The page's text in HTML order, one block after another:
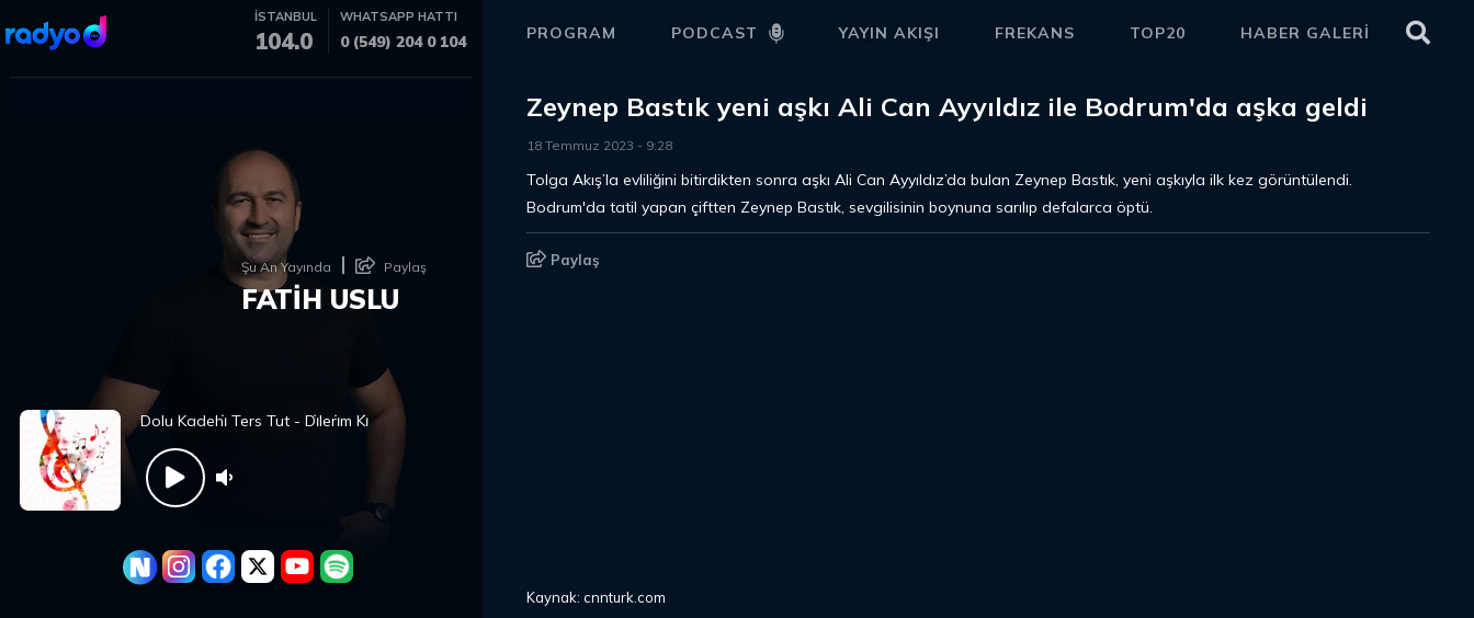
İSTANBUL
104.0
WHATSAPP HATTI
0 (549) 204 0 104 PROGRAM PODCAST YAYIN AKIŞI FREKANS TOP20 HABER GALERİ
Şu An Yayında Paylaş
FATİH USLU
Dolu Kadehi̇ Ters Tut - Di̇leri̇m Ki̇
Zeynep Bastık yeni aşkı Ali Can Ayyıldız ile Bodrum'da aşka geldi
18 Temmuz 2023 - 9:28
Tolga Akış’la evliliğini bitirdikten sonra aşkı Ali Can Ayyıldız’da bulan Zeynep Bastık, yeni aşkıyla ilk kez görüntülendi.
Bodrum'da tatil yapan çiftten Zeynep Bastık, sevgilisinin boynuna sarılıp defalarca öptü.
Paylaş
Kaynak: cnnturk.com